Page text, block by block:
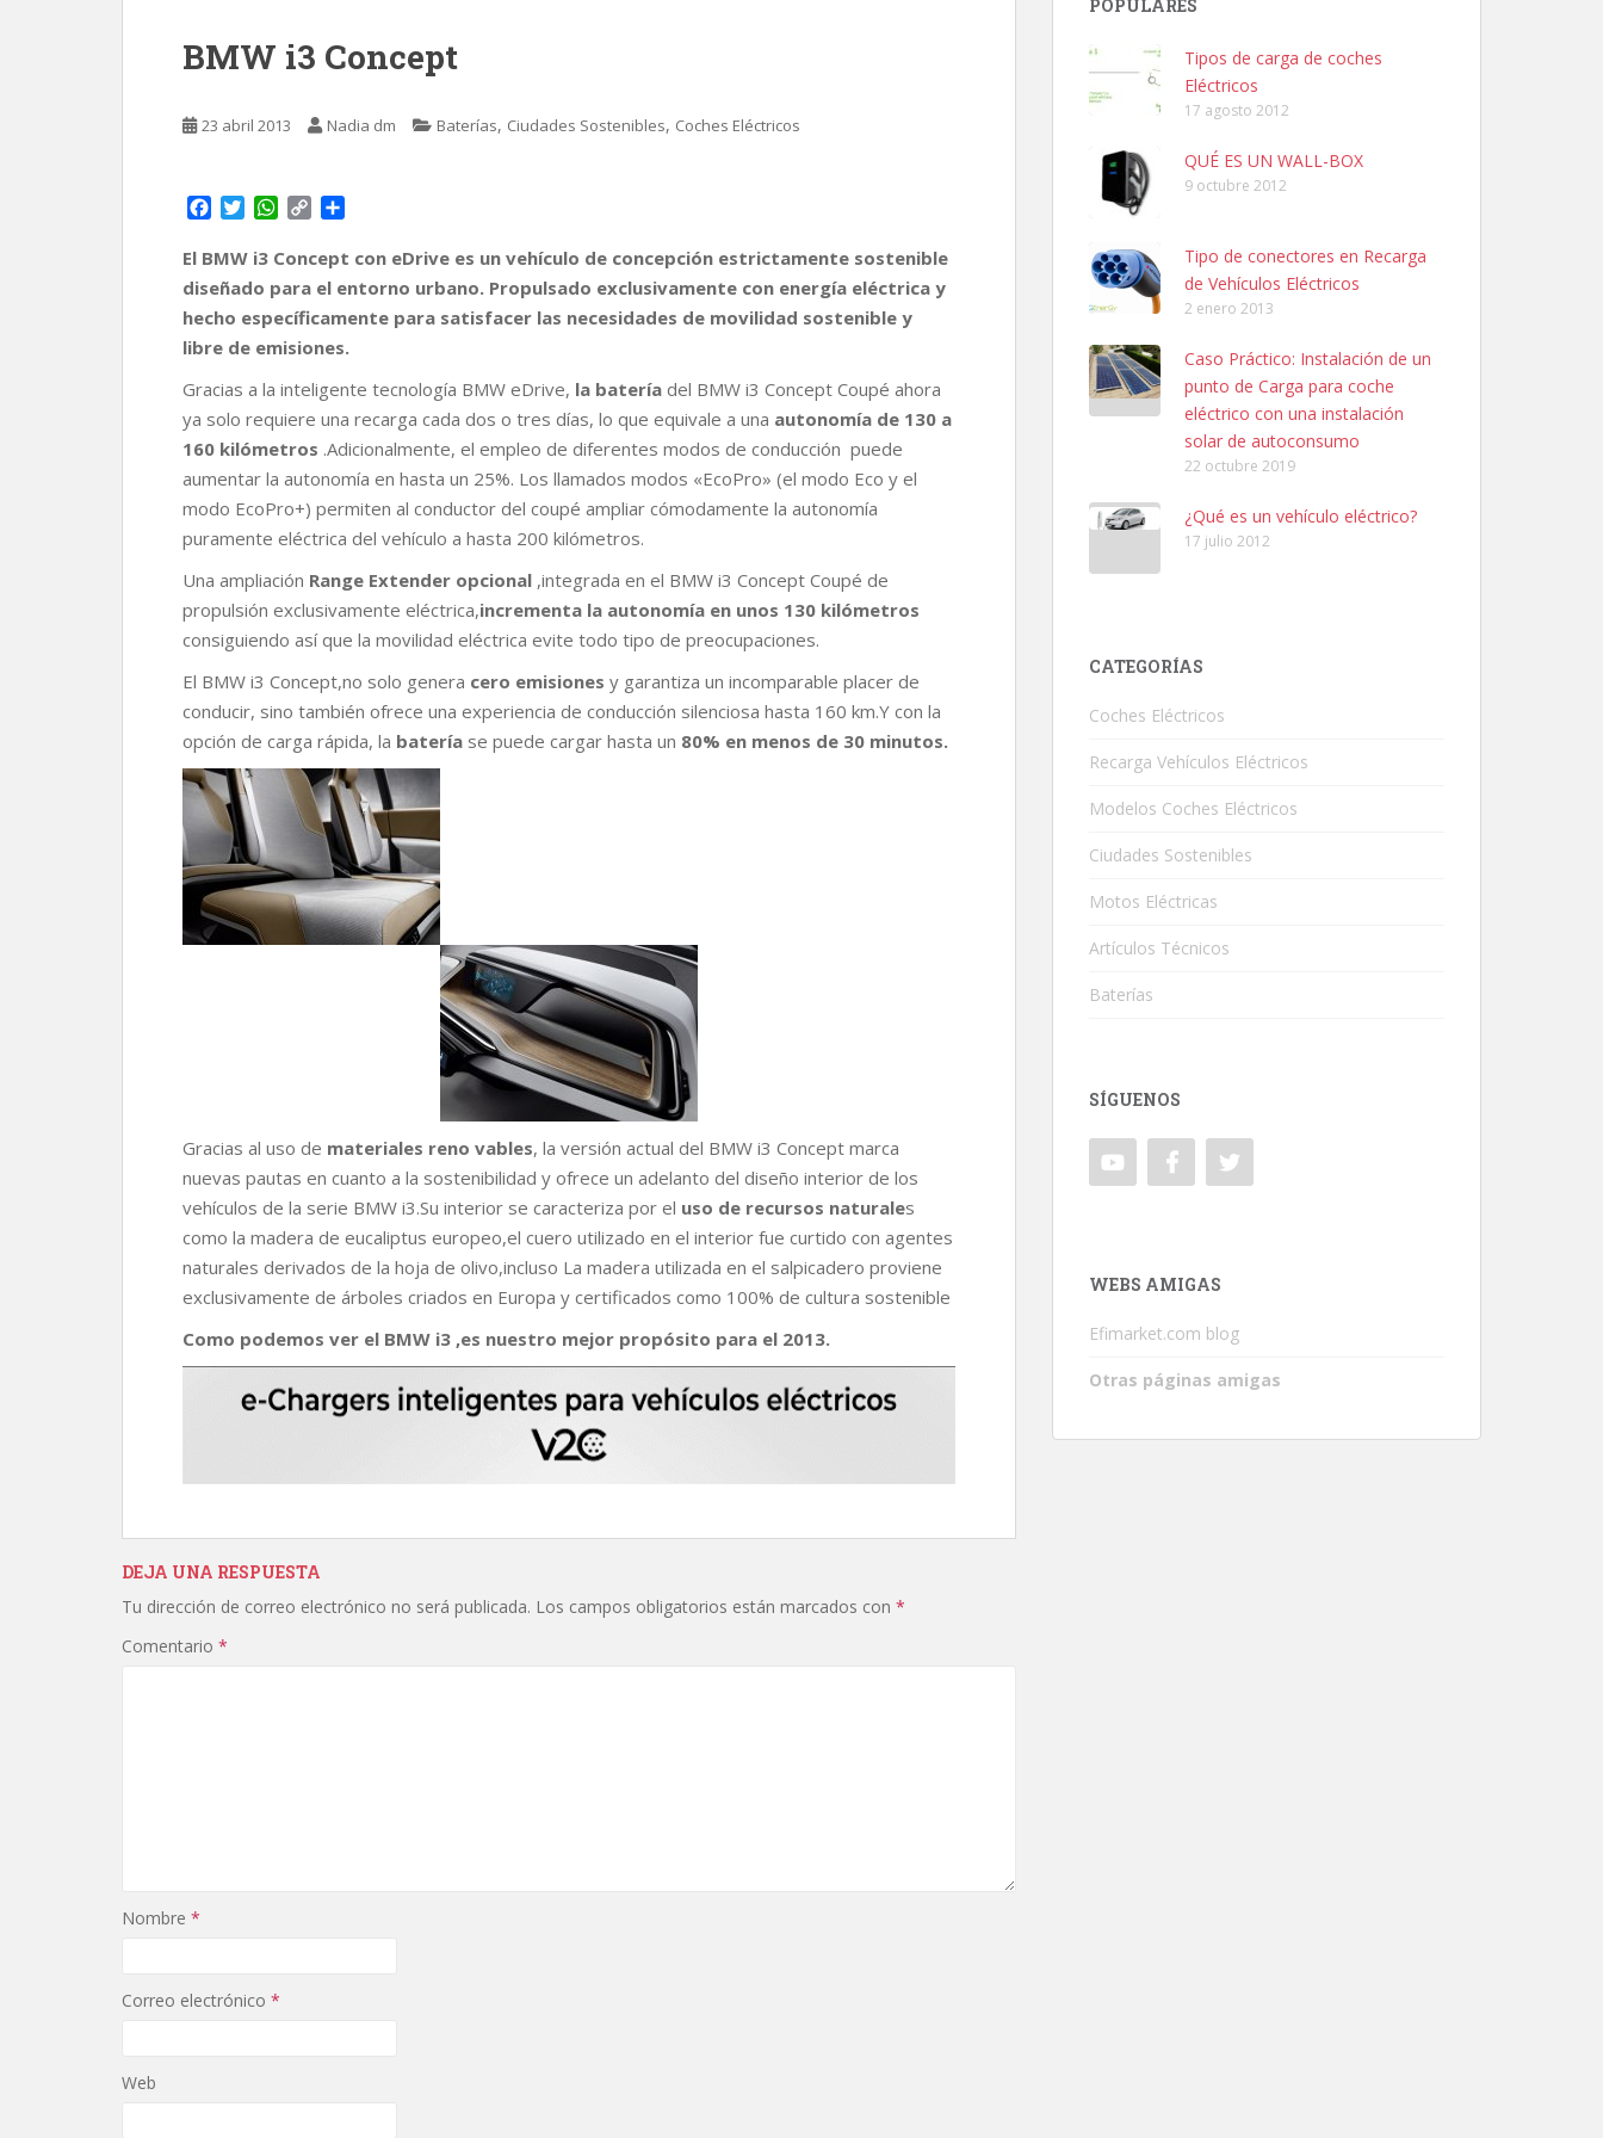
BMW i3 Concept
23 abril 2013 Nadia dm Baterías, Ciudades Sostenibles, Coches Eléctricos
c
e
b
o
o
i
t
t
e
r
W
a
t
s
A
p
p
y
L
i
n
m
p
a
r
t
r
El BMW i3 Concept con eDrive es un vehículo de concepción estrictamente sostenible
diseñado para el entorno urbano. Propulsado exclusivamente con energía eléctrica y
hecho específicamente para satisfacer las necesidades de movilidad sostenible y
libre de emisiones.
Gracias a la inteligente tecnología BMW eDrive, la batería del BMW i3 Concept Coupé ahora
ya solo requiere una recarga cada dos o tres días, lo que equivale a una autonomía de 130 a
160 kilómetros .Adicionalmente, el empleo de diferentes modos de conducción puede
aumentar la autonomía en hasta un 25%. Los llamados modos «EcoPro» (el modo Eco y el
modo EcoPro+) permiten al conductor del coupé ampliar cómodamente la autonomía
puramente eléctrica del vehículo a hasta 200 kilómetros.
Una ampliación Range Extender opcional ,integrada en el BMW i3 Concept Coupé de
propulsión exclusivamente eléctrica,incrementa la autonomía en unos 130 kilómetros
consiguiendo así que la movilidad eléctrica evite todo tipo de preocupaciones.
El BMW i3 Concept,no solo genera cero emisiones y garantiza un incomparable placer de
conducir, sino también ofrece una experiencia de conducción silenciosa hasta 160 km.Y con la
opción de carga rápida, la batería se puede cargar hasta un 80% en menos de 30 minutos.
Gracias al uso de materiales reno vables, la versión actual del BMW i3 Concept marca
nuevas pautas en cuanto a la sostenibilidad y ofrece un adelanto del diseño interior de los
vehículos de la serie BMW i3.Su interior se caracteriza por el uso de recursos naturales
como la madera de eucaliptus europeo,el cuero utilizado en el interior fue curtido con agentes
naturales derivados de la hoja de olivo,incluso La madera utilizada en el salpicadero proviene
exclusivamente de árboles criados en Europa y certificados como 100% de cultura sostenible
Como podemos ver el BMW i3 ,es nuestro mejor propósito para el 2013.
DEJA UNA RESPUESTA
Tu dirección de correo electrónico no será publicada. Los campos obligatorios están marcados con *
Comentario *
Nombre *
Correo electrónico *
Web
POPULARES
Tipos de carga de coches
Eléctricos
17 agosto 2012
QUÉ ES UN WALL-BOX
9 octubre 2012
Tipo de conectores en Recarga
de Vehículos Eléctricos
2 enero 2013
Caso Práctico: Instalación de un
punto de Carga para coche
eléctrico con una instalación
solar de autoconsumo
22 octubre 2019
¿Qué es un vehículo eléctrico?
17 julio 2012
CATEGORÍAS
Coches Eléctricos
Recarga Vehículos Eléctricos
Modelos Coches Eléctricos
Ciudades Sostenibles
Motos Eléctricas
Artículos Técnicos
Baterías
SÍGUENOS
WEBS AMIGAS
Efimarket.com blog
Otras páginas amigas